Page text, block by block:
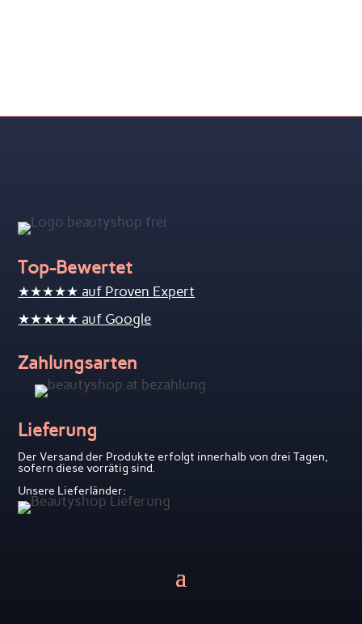
Top-Bewertet
★★★★★ auf Proven Expert
★★★★★ auf Google
Zahlungsarten
Lieferung
Der Versand der Produkte erfolgt innerhalb von drei Tagen,
sofern diese vorrätig sind.
Unsere Lieferländer: